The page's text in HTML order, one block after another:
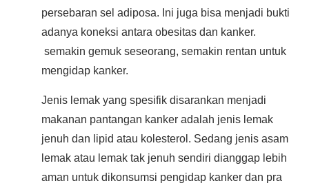
persebaran sel adiposa. Ini juga bisa menjadi bukti
adanya koneksi antara obesitas dan kanker.
semakin gemuk seseorang, semakin rentan untuk
mengidap kanker.
Jenis lemak yang spesifik disarankan menjadi
makanan pantangan kanker adalah jenis lemak
jenuh dan lipid atau kolesterol. Sedang jenis asam
lemak atau lemak tak jenuh sendiri dianggap lebih
aman untuk dikonsumsi pengidap kanker dan pra